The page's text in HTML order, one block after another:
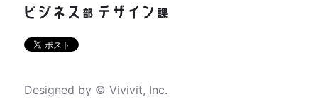
Designed by © Vivivit, Inc.